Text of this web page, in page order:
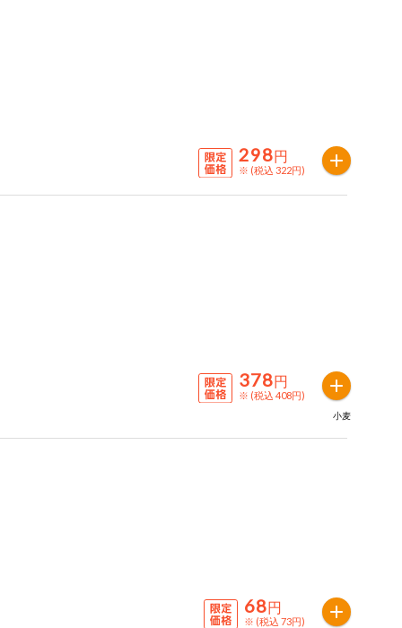
298円
※ (税込 322円)
378円
※ (税込 408円)
小麦
68円
※ (税込 73円)